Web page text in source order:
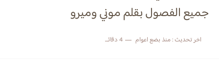
جميع الفصول بقلم موني وميرو
اخر تحديث :منذ بضع اعوام 4 دقائق للقراءة